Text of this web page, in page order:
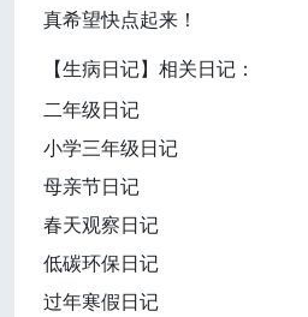
真希望快点起来！
【生病日记】相关日记：
二年级日记
小学三年级日记
母亲节日记
春天观察日记
低碳环保日记
过年寒假日记